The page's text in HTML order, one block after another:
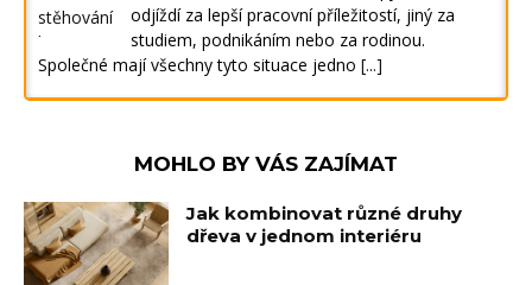
odjíždí za lepší pracovní příležitostí, jiný za
studiem, podnikáním nebo za rodinou.
Společné mají všechny tyto situace jedno [...]
MOHLO BY VÁS ZAJÍMAT
Jak kombinovat různé druhy
dřeva v jednom interiéru